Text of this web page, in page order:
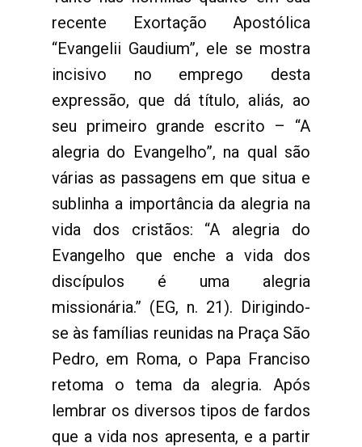
recente Exortação Apostólica
“Evangelii Gaudium”, ele se mostra
incisivo no emprego desta
expressão, que dá título, aliás, ao
seu primeiro grande escrito – “A
alegria do Evangelho”, na qual são
várias as passagens em que situa e
sublinha a importância da alegria na
vida dos cristãos: “A alegria do
Evangelho que enche a vida dos
discípulos é uma alegria
missionária.” (EG, n. 21). Dirigindo-
se às famílias reunidas na Praça São
Pedro, em Roma, o Papa Franciso
retoma o tema da alegria. Após
lembrar os diversos tipos de fardos
que a vida nos apresenta, e a partir